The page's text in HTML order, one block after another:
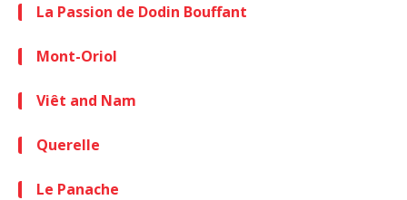
La Passion de Dodin Bouffant
Mont-Oriol
Viêt and Nam
Querelle
Le Panache